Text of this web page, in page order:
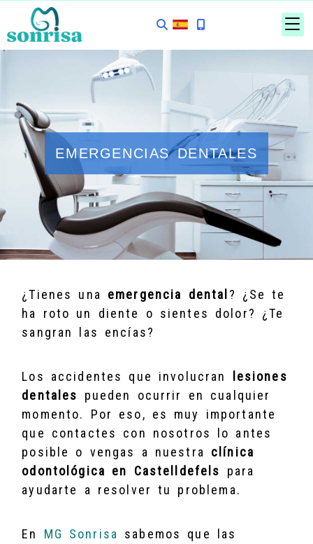
EMERGENCIAS DENTALES
¿Tienes una emergencia dental ? ¿Se te
ha roto un diente o sientes dolor? ¿Te
sangran las encías?
Los accidentes que involucran
lesiones
dentales
pueden ocurrir en cualquier
momento. Por eso, es muy importante
que contactes con nosotros lo antes
posible o vengas a nuestra clínica
odontológica en Castelldefels
para
ayudarte a resolver tu problema.
En MG Sonrisa
sabemos que las